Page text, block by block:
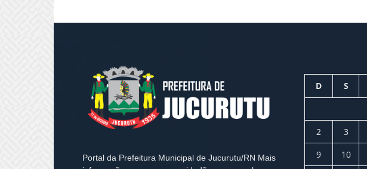
Portal da Prefeitura Municipal de Jucurutu/RN Mais
D S
2
3
9
10